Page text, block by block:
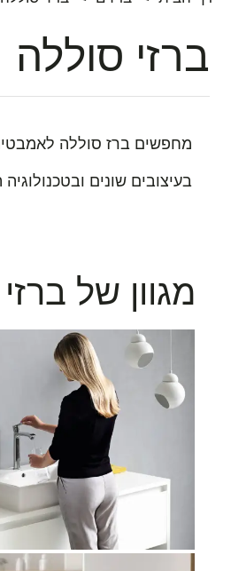
ברזי סוללה
מחפשים ברז סוללה לאמבטיה
בעיצובים שונים ובטכנולוגיה
מגוון של